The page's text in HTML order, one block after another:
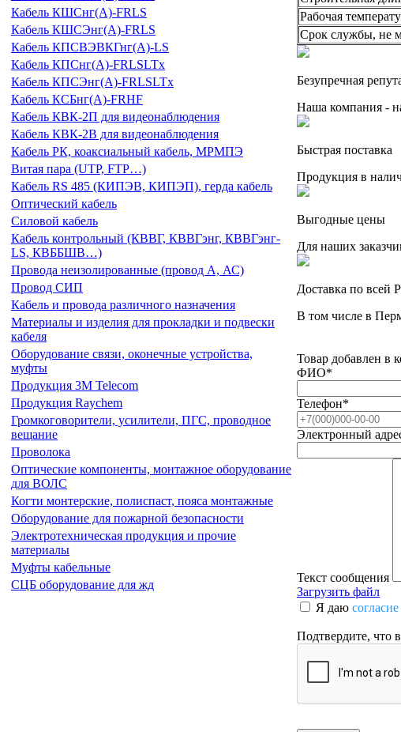
Кабель КШСнг(А)-FRLS
Кабель КШСЭнг(А)-FRLS
Кабель КПСВЭВКГнг(А)-LS
Кабель КПСнг(А)-FRLSLTx
Кабель КПСЭнг(А)-FRLSLTx
Кабель КСБнг(А)-FRHF
Кабель КВК-2П для видеонаблюдения
Кабель КВК-2В для видеонаблюдения
Кабель РК, коаксиальный кабель, МРМПЭ
Витая пара (UTP, FTP…)
Кабель RS 485 (КИПЭВ, КИПЭП), герда кабель
Оптический кабель
Силовой кабель
Кабель контрольный (КВВГ, КВВГэнг, КВВГэнг-
LS, КВББШВ…)
Провода неизолированные (провод А, АС)
Провод СИП
Кабель и провода различного назначения
Материалы и изделия для прокладки и подвески
кабеля
Оборудование связи, оконечные устройства,
муфты
Продукция 3М Telecom
Продукция Raychem
Громкоговорители, усилители, ПГС, проводное
вещание
Проволока
Оптические компоненты, монтажное оборудование
для ВОЛС
Когти монтерские, полиспаст, пояса монтажные
Оборудование для пожарной безопасности
Электротехническая продукция и прочие
материалы
Муфты кабельные
СЦБ оборудование для жд
Рабочая
Срок службы, не
Безупречная
Наша компания -
Быстрая поставка
Продукция в
Выгодные цены
Для наших
Доставка по всей
В том числе в
Товар добавлен в
ФИО*
Телефон*
Электронный
Текст сообщения
Загрузить файл
Я даю согласие
Подтвердите, что